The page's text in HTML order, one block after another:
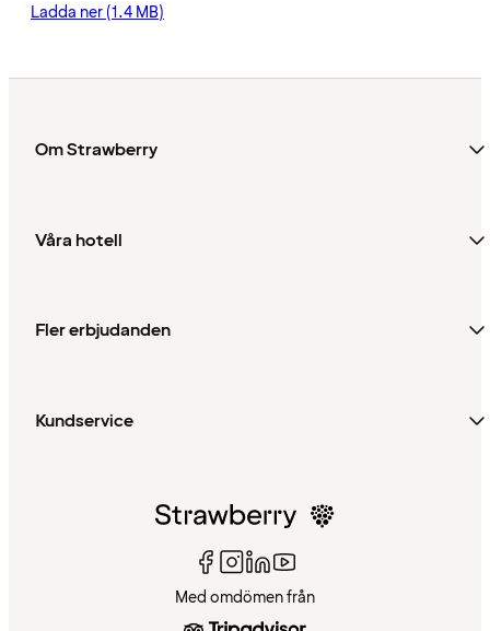
Ladda ner (1.4 MB)
Om Strawberry
Våra hotell
Fler erbjudanden
Kundservice
Med omdömen från